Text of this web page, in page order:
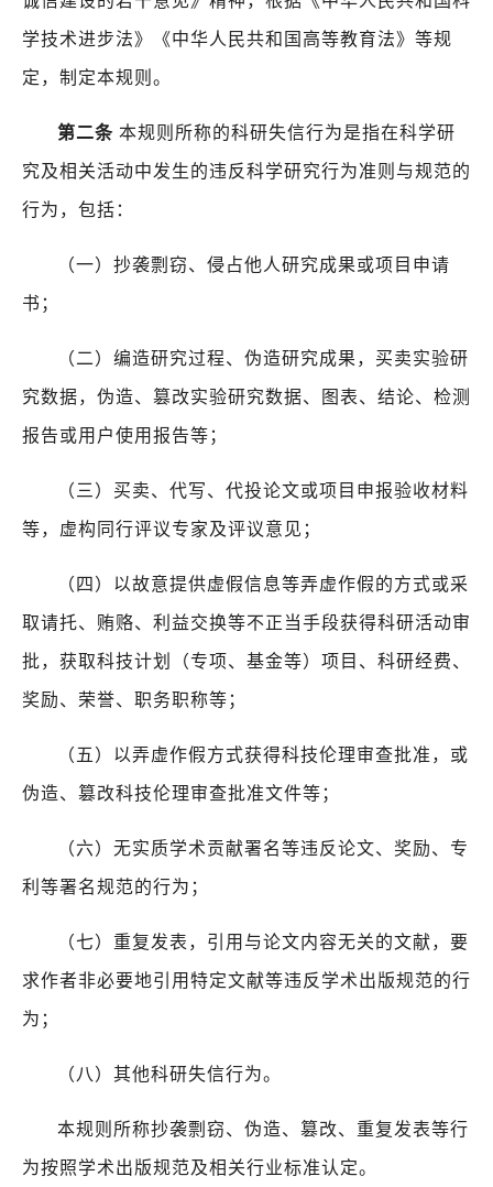
学技术进步法》《中华人民共和国高等教育法》等规
定，制定本规则。
第二条 本规则所称的科研失信行为是指在科学研
究及相关活动中发生的违反科学研究行为准则与规范的
行为，包括：
（一）抄袭剽窃、侵占他人研究成果或项目申请
书；
（二）编造研究过程、伪造研究成果，买卖实验研
究数据，伪造、篡改实验研究数据、图表、结论、检测
报告或用户使用报告等；
（三）买卖、代写、代投论文或项目申报验收材料
等，虚构同行评议专家及评议意见；
（四）以故意提供虚假信息等弄虚作假的方式或采
取请托、贿赂、利益交换等不正当手段获得科研活动审
批，获取科技计划（专项、基金等）项目、科研经费、
奖励、荣誉、职务职称等；
（五）以弄虚作假方式获得科技伦理审查批准，或
伪造、篡改科技伦理审查批准文件等；
（六）无实质学术贡献署名等违反论文、奖励、专
利等署名规范的行为；
（七）重复发表，引用与论文内容无关的文献，要
求作者非必要地引用特定文献等违反学术出版规范的行
为；
（八）其他科研失信行为。
本规则所称抄袭剽窃、伪造、篡改、重复发表等行
为按照学术出版规范及相关行业标准认定。